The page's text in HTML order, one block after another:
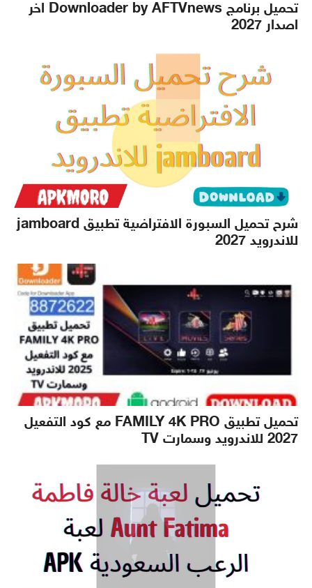
تحميل برنامج Downloader by AFTVnews اخر
اصدار 2027
شرح تحميل السبورة الافتراضية تطبيق jamboard
للاندرويد 2027
تحميل تطبيق FAMILY 4K PRO مع كود التفعيل
2027 للاندرويد وسمارت TV